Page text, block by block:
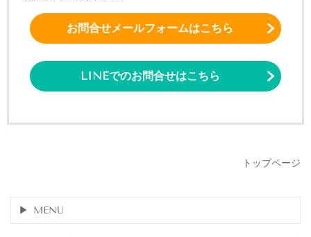
お問合せメールフォームはこちら
LINEでのお問合せはこちら
トップページ
MENU